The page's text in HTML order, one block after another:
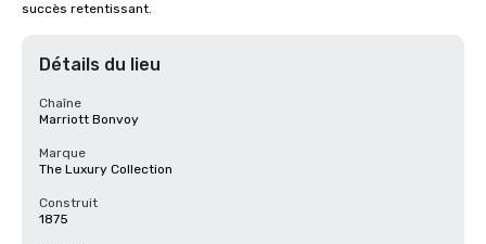
succès retentissant.
Détails du lieu
Chaîne
Marriott Bonvoy
Marque
The Luxury Collection
Construit
1875